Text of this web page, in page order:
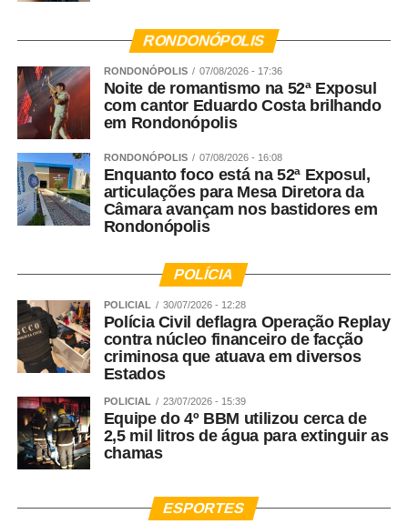
RONDONÓPOLIS
RONDONÓPOLIS 07/08/2026 - 17:36
Noite de romantismo na 52ª Exposul
com cantor Eduardo Costa brilhando
em Rondonópolis
RONDONÓPOLIS 07/08/2026 - 16:08
Enquanto foco está na 52ª Exposul,
articulações para Mesa Diretora da
Câmara avançam nos bastidores em
Rondonópolis
POLÍCIA
POLICIAL 30/07/2026 - 12:28
Polícia Civil deflagra Operação Replay
contra núcleo financeiro de facção
criminosa que atuava em diversos
Estados
POLICIAL 23/07/2026 - 15:39
Equipe do 4º BBM utilizou cerca de
2,5 mil litros de água para extinguir as
chamas
ESPORTES